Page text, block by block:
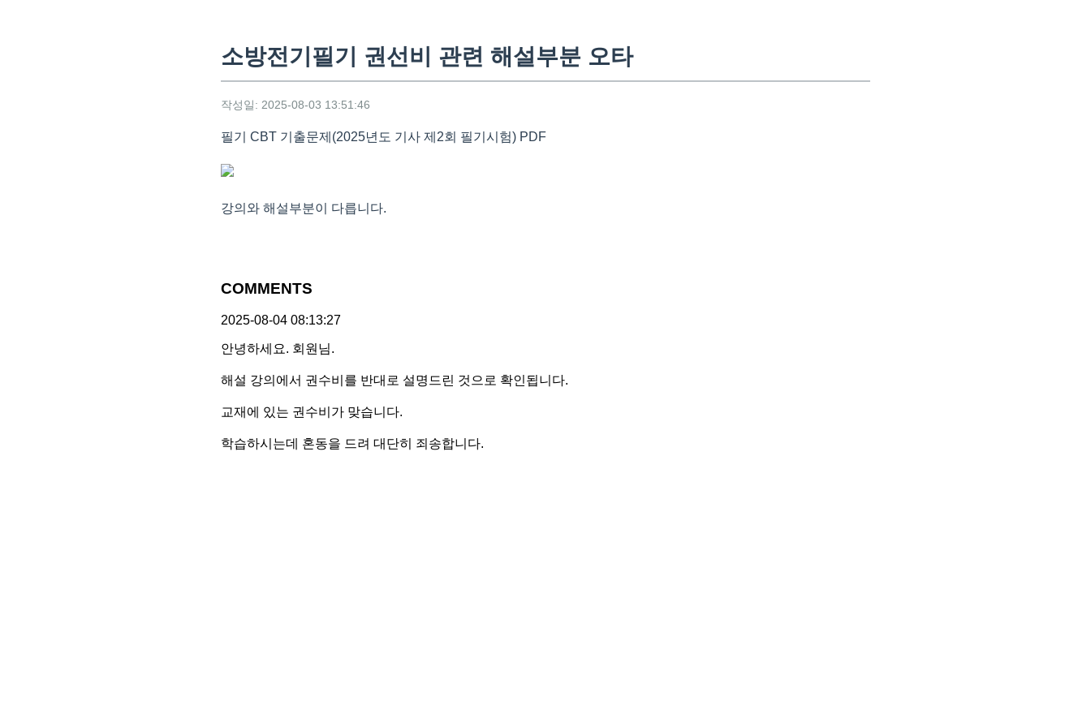
소방전기필기 권선비 관련 해설부분 오타
작성일: 2025-08-03 13:51:46
필기 CBT 기출문제(2025년도 기사 제2회 필기시험) PDF
강의와 해설부분이 다릅니다.
COMMENTS
2025-08-04 08:13:27
안녕하세요. 회원님.
해설 강의에서 권수비를 반대로 설명드린 것으로 확인됩니다.
교재에 있는 권수비가 맞습니다.
학습하시는데 혼동을 드려 대단히 죄송합니다.